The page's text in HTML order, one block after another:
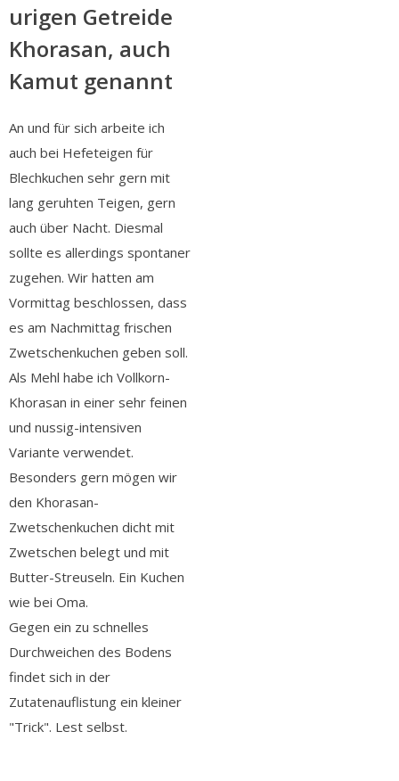
urigen Getreide
Khorasan, auch
Kamut genannt
An und für sich arbeite ich
auch bei Hefeteigen für
Blechkuchen sehr gern mit
lang geruhten Teigen, gern
auch über Nacht. Diesmal
sollte es allerdings spontaner
zugehen. Wir hatten am
Vormittag beschlossen, dass
es am Nachmittag frischen
Zwetschenkuchen geben soll.
Als Mehl habe ich Vollkorn-
Khorasan in einer sehr feinen
und nussig-intensiven
Variante verwendet.
Besonders gern mögen wir
den Khorasan-
Zwetschenkuchen dicht mit
Zwetschen belegt und mit
Butter-Streuseln. Ein Kuchen
wie bei Oma.
Gegen ein zu schnelles
Durchweichen des Bodens
findet sich in der
Zutatenauflistung ein kleiner
"Trick". Lest selbst.